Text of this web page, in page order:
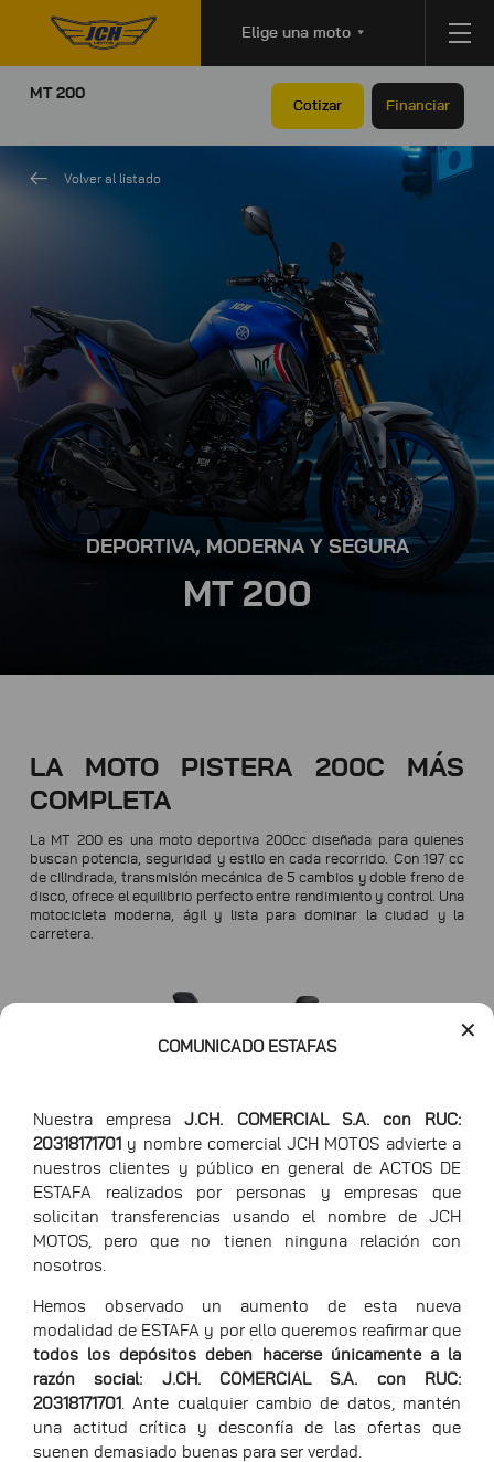
Elige una moto
✕
COMUNICADO ESTAFAS
Nuestra empresaJ.CH. COMERCIAL S.A. con RUC:
20318171701 y nombre comercial JCH MOTOS advierte a
nuestros clientes y público en general de ACTOS DE
ESTAFA realizados por personas y empresas que
solicitan transferencias usando el nombre de JCH
MOTOS, pero que no tienen ninguna relación con
nosotros.
Hemos observado un aumento de esta nueva
modalidad de ESTAFA y por ello queremos reafirmar que
todos los depósitos deben hacerse únicamente a la
razón social: J.CH. COMERCIAL S.A. con RUC:
20318171701
. Ante cualquier cambio de datos, mantén
una actitud crítica y desconfía de las ofertas que
suenen demasiado buenas para ser verdad.
MT 200
Cotizar Financiar
Volver al listado
DEPORTIVA, MODERNA Y SEGURA
MT 200
LA MOTO PISTERA 200C MÁS
COMPLETA
La MT 200 es una moto deportiva 200cc diseñada para quienes
buscan potencia, seguridad y estilo en cada recorrido. Con 197 cc
de cilindrada, transmisión mecánica de 5 cambios y doble freno de
disco, ofrece el equilibrio perfecto entre rendimiento y control. Una
motocicleta moderna, ágil y lista para dominar la ciudad y la
carretera.
Largo
Ancho 76 CM
Alto 126 CM